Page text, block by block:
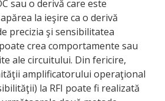
sau o derivă care este
la ieşire ca o derivă
precizia şi sensibilitatea
crea comportamente sau
ale circuitului. Din fericire,
amplificatorului operaţional
la RFI poate fi realizată